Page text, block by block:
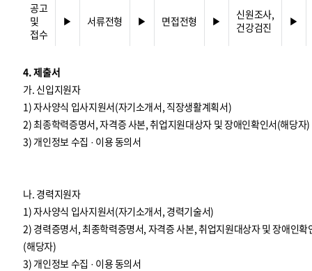
공고
및
접수
▶ 서류전형 ▶ 면접전형 ▶
신원조사,
건강검진
▶
4. 제출서
가. 신입지원자
1) 자사양식 입사지원서(자기소개서, 직장생활계획서)
2) 최종학력증명서, 자격증 사본, 취업지원대상자 및 장애인확인서(해당자)
3) 개인정보 수집 · 이용 동의서
나. 경력지원자
1) 자사양식 입사지원서(자기소개서, 경력기술서)
2) 경력증명서, 최종학력증명서, 자격증 사본, 취업지원대상자 및 장애인확
(해당자)
3) 개인정보 수집 · 이용 동의서